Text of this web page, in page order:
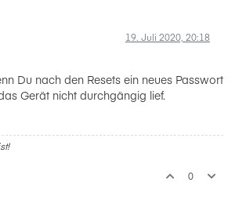
19. Juli 2020, 20:18
Du nach den Resets ein neues Passwort
Gerät nicht durchgängig lief.
0